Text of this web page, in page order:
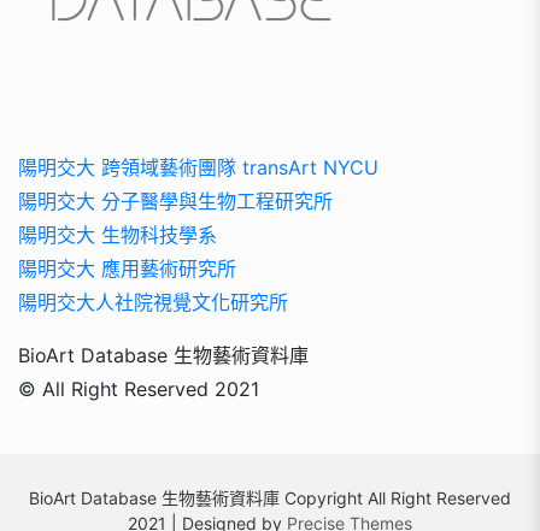
陽明交大 跨領域藝術團隊 transArt NYCU
陽明交大 分子醫學與生物工程研究所
陽明交大 生物科技學系
陽明交大 應用藝術研究所
陽明交大人社院視覺文化研究所
BioArt Database 生物藝術資料庫
© All Right Reserved 2021
BioArt Database 生物藝術資料庫 Copyright All Right Reserved
2021 | Designed by Precise Themes